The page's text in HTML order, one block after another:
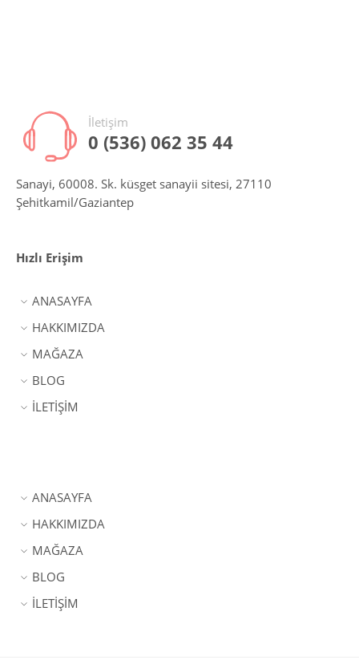
İletişim
0 (536) 062 35 44
Sanayi, 60008. Sk. küsget sanayii sitesi, 27110
Şehitkamil/Gaziantep
Hızlı Erişim
ANASAYFA
HAKKIMIZDA
MAĞAZA
BLOG
İLETİŞİM
ANASAYFA
HAKKIMIZDA
MAĞAZA
BLOG
İLETİŞİM